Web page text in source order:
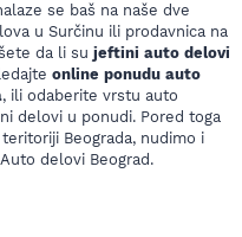
se baš na naše dve
u Surčinu ili prodavnica na
da li su jeftini auto delovi
online ponudu auto
, ili odaberite vrstu auto
delovi u ponudi. Pored toga
Beograda, nudimo i
delovi Beograd.